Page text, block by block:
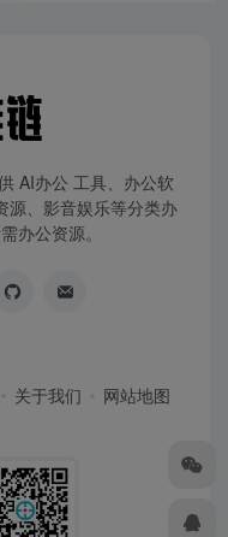
AI办公 工具、办公软
源、影音娱乐等分类办
办公资源。
关于我们 网站地图